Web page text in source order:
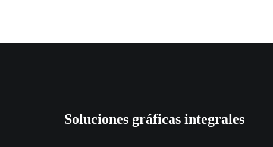
Soluciones gráficas integrales